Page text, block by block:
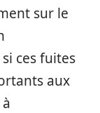
sur le
ces fuites
aux